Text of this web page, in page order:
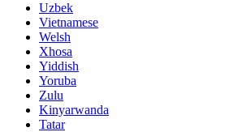
Uzbek
Vietnamese
Welsh
Xhosa
Yiddish
Yoruba
Zulu
Kinyarwanda
Tatar